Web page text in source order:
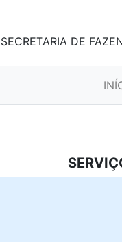
SECRETARIA DE